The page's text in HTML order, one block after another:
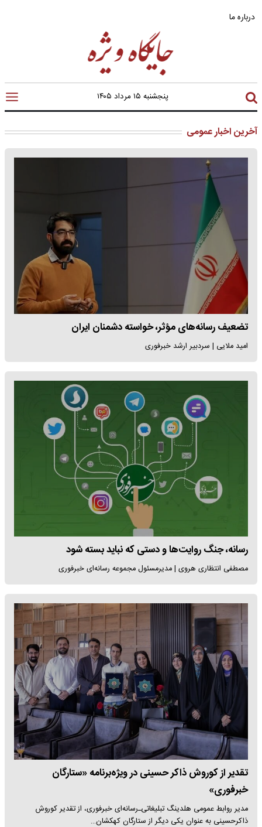
درباره ما
پنجشنبه ۱۵ مرداد ۱۴۰۵
آخرین اخبار عمومی
تضعیف رسانه‌های مؤثر، خواسته دشمنان ایران
امید ملایی | سردبیر ارشد خبرفوری
رسانه، جنگ روایت‌ها و دستی که نباید بسته شود
مصطفی انتظاری هروی | مدیرمسئول مجموعه رسانه‌ای خبرفوری
تقدیر از کوروش ذاکر حسینی در ویژه‌برنامه «ستارگان
خبرفوری»
مدیر روابط عمومی هلدینگ تبلیغاتی‌ـ‌رسانه‌ای خبرفوری، از تقدیر کوروش
ذاکرحسینی به عنوان یکی دیگر از ستارگان کهکشان…